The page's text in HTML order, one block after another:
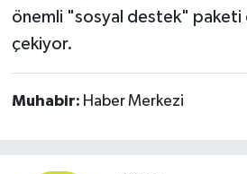
önemli "sosyal destek" paketi
çekiyor.
Muhabir: Haber Merkezi